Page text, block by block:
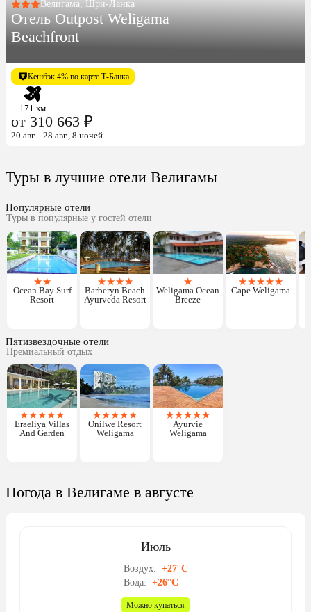
Велигама, Шри-Ланка
Отель Outpost Weligama
Beachfront
Кешбэк 4% по карте Т-Банка
171 км
от 310 663 ₽
20 авг. - 28 авг., 8 ночей
Туры в лучшие отели Велигамы
Популярные отели
Туры в популярные у гостей отели
★★
Ocean Bay Surf
Resort
★★★★
Barberyn Beach
Ayurveda Resort
★
Weligama Ocean
Breeze
★★★★★
Cape Weligama
Пятизвездочные отели
Премиальный отдых
★★★★★
Eraeliya Villas
And Garden
★★★★★
Onilwe Resort
Weligama
★★★★★
Ayurvie
Weligama
Погода в Велигаме в августе
Июль
Воздух: +27°C
Вода: +26°C
Можно купаться